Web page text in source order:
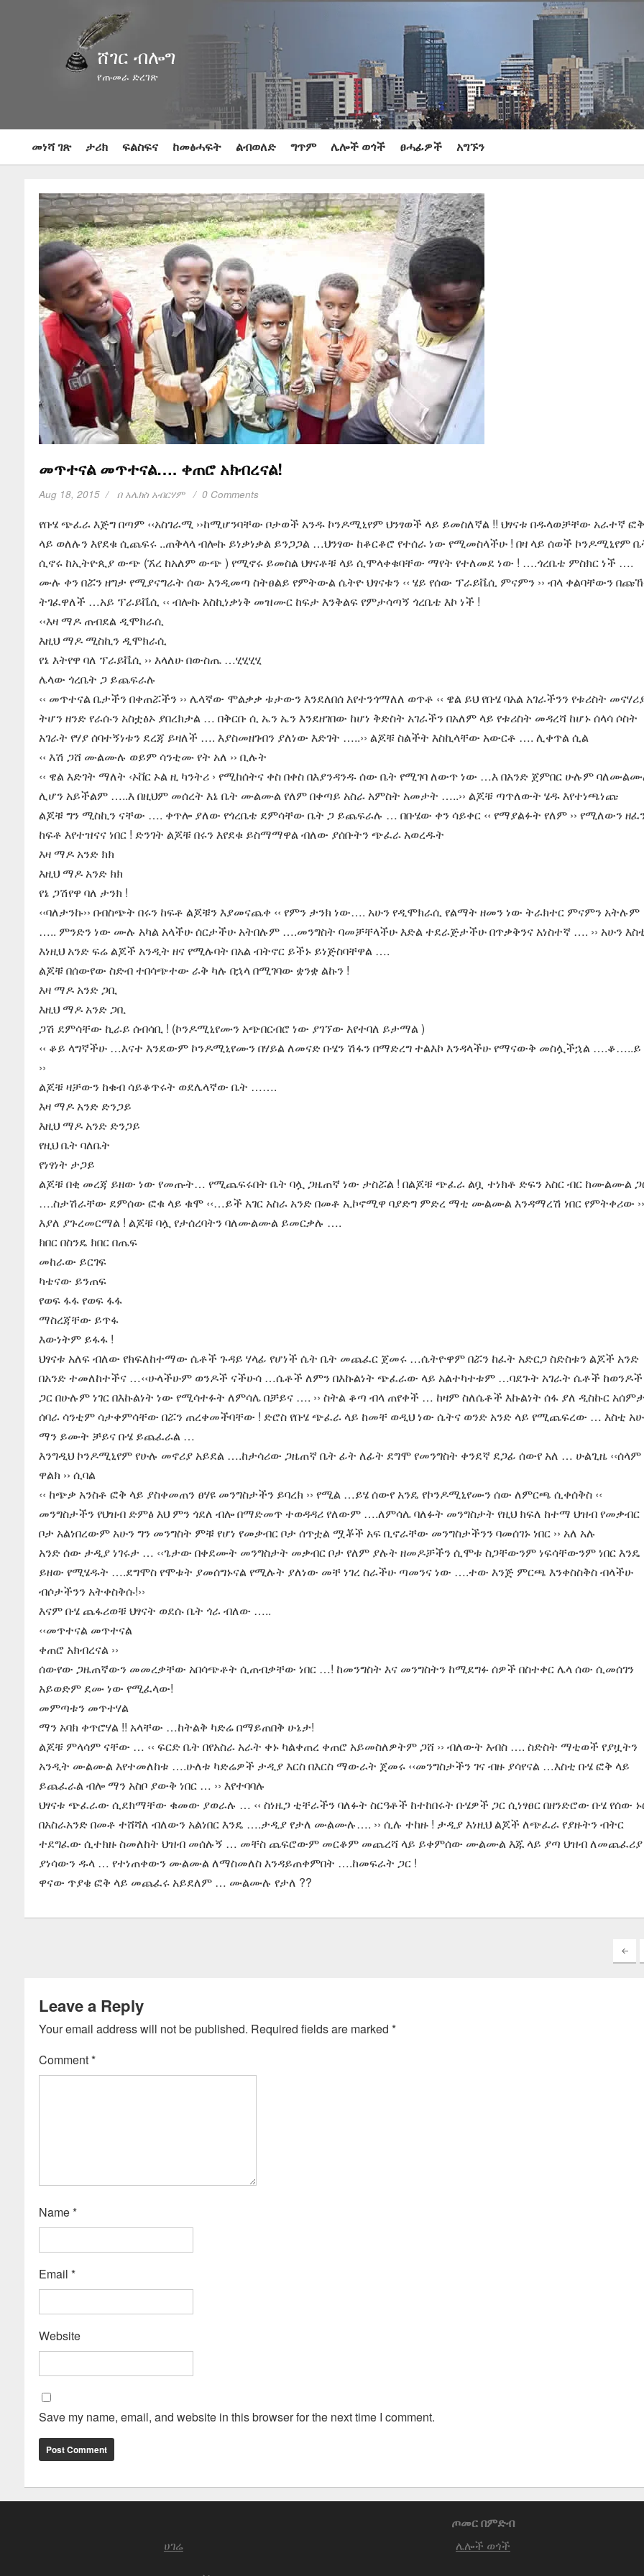
ሸገር ብሎግ
የጡመራ ድረገጽ
መነሻ ገጽ ታሪክ ፍልስፍና ከመፅሓፍት ልብወለድ ግጥም ሌሎች ወጎች ፀሓፊዎች አግኙን
መጥተናል መጥተናል…. ቀጠሮ አክብረናል!
Aug 18, 2015 በ አሌክስ አብርሃም 0 Comments
የቡሄ ጭፈራ እጅግ በጣም ‹‹አስገራሚ ››ከሚሆንባቸው ቦታወች አንዱ ኮንዶሚኒየም ህንፃወች ላይ ይመስለኛል !! ህፃናቱ በዱላወቻቸው አራተኛ ፎቅ
ላይ ወለሉን እየደቁ ሲጨፍሩ ..ጠቅላላ ብሎኩ ይነቃነቃል ይንጋጋል …ህንፃው ከቆርቆሮ የተሰራ ነው የሚመስላችሁ ! በዛ ላይ ሰወች ኮንዶሚኒየም
ሲኖሩ ከኢትዮጲያ ውጭ (ኧረ ከአለም ውጭ ) የሚኖሩ ይመስል ህፃናቶቹ ላይ ሲሞላቀቁባቸው ማየት የተለመደ ነው ! ….ጎረቤቴ ምስክር ነች ….
ሙሉ ቀን በሯን ዘግታ የሚያናግራት ሰው እንዲመጣ ስትፀልይ የምትውል ሴትዮ ህፃናቱን ‹‹ ሄይ የሰው ፕራይቬሲ ምናምን ›› ብላ ቀልባቸውን
ትገፈዋለች …አይ ፕራይቬሲ ‹‹ ብሎኩ እስኪነቃነቅ መዝሙር ከፍታ እንቅልፍ የምታሳጣኝ ጎረቤቴ እኮ ነች !
‹‹እዛ ማዶ ጠብደል ዲሞክራሲ
እዚህ ማዶ ሚስኪን ዲሞክራሲ
የኔ እትየዋ ባለ ፕራይቬሲ ›› እላለሁ በውስጤ …ሂሂሂሂ
ሌላው ጎረቤት ጋ ይጨፍራሉ
‹‹ መጥተናል ቤታችን በቀጠሯችን ›› ሌላኛው ሞልቃቃ ቱታውን እንደለበሰ እየተንጎማለለ ወጥቶ ‹‹ ዌል ይህ የቡሄ ባአል አገራችንን የቱሪስት
ትሆን ዘንድ የራሱን አስቷፅኦ ያበረክታል … በቅርቡ ሲ ኤን ኤን እንደዘገበው ከሆነ ቅድስት አገራችን በአለም ላይ የቱሪስት መዳረሻ ከሆኑ ሰላሳ ሶስት
አገራት የሃያ ሰባተኝነቱን ደረጃ ይዛለች …. እያስመዘገብን ያለነው እድገት …..›› ልጆቹ ስልችት እስኪላቸው አውርቶ …. ሊቀጥል ሲል
‹‹ እሽ ጋሸ ሙልሙሉ ወይም ሳንቲሙ የት አለ ›› ቢሉት
‹‹ ዌል እድገት ማለት ‹ኦቨር ኦል ዚ ካንትሪ › የሚከሰትና ቀስ በቀስ በእያንዳንዱ ሰው ቤት የሚገባ ለውጥ ነው …እ በአንድ ጀምበር ሁሉም
ሊሆን አይችልም …..እ በዚህም መሰረት እኔ ቤት ሙልሙል የለም በቀጣይ አስራ አምስት አመታት …..›› ልጆቹ ጣጥለውት ሄዱ እየተነጫነጩ
ልጆቹ ግን ሚስኪን ናቸው …. ቀጥሎ ያለው የጎረቤቴ ደምሳቸው ቤት ጋ ይጨፍራሉ … በቡሄው ቀን ሳይቀር ‹‹ የማያልፉት የለም ›› የሚለውን
ከፍቶ እየተዝናና ነበር ! ድንገት ልጆቹ በሩን እየደቁ ይስማማዋል ብለው ያሰቡትን ጭፈራ አወረዱት
እዛ ማዶ አንድ ክክ
እዚህ ማዶ አንድ ክክ
የኔ ጋሽየዋ ባለ ታንክ !
‹‹ባለታንኩ›› በብስጭት በሩን ከፍቶ ልጆቹን እያመናጨቀ ‹‹ የምን ታንክ ነው…. አሁን የዲሞክራሲ የልማት ዘመን ነው ትራክተር ምናምን አትሉም
….. ምንድን ነው ሙሉ አካል አላችሁ ሰርታችሁ አትበሉም ….መንግስት ባመቻቸላችሁ እድል ተደራጅታችሁ በጥቃቅንና አነስተኛ …. ›› አሁን
እነዚህ አንድ ፍሬ ልጆች አንዲት ዘና የሚሉባት በአል ብትኖር ይችኑ ይነጅስባቸዋል ….
ልጆቹ በሰውየው ስድብ ተበሳጭተው ራቅ ካሉ በኋላ በሚገባው ቋንቋ ልኩን !
እዛ ማዶ አንድ ጋቢ
እዚህ ማዶ አንድ ጋቢ
ጋሽ ደምሳቸው ኪራይ ሰብሳቢ ! (ኮንዶሚኒየሙን አጭበርብሮ ነው ያገኘው እየተባለ ይታማል )
‹‹ ቆይ ላግኛችሁ …እናተ እንደውም ኮንዶሚኒየሙን በሃይል ለመናድ ቡሄን ሽፋን በማድረግ ተልእኮ እንዳላችሁ የማናውቅ መስሏችኋል ….ቆ…..ይ
››
ልጆቹ ዛቻውን ከቁብ ሳይቆጥሩት ወደሌላኛው ቤት …….
እዛ ማዶ አንድ ድንጋይ
እዚህ ማዶ አንድ ድንጋይ
የዚህ ቤት ባለቤት
የነፃነት ታጋይ
ልጆቹ በቂ መረጃ ይዘው ነው የመጡት… የሚጨፍሩበት ቤት ባሏ ጋዜጠኛ ነው ታስሯል ! በልጆቹ ጭፈራ ልቧ ተነክቶ ድፍን አስር ብር ከሙልሙል
….ስታሽራቸው ደምሰው ፎቁ ላይ ቁሞ ‹‹…ይች አገር አስራ አንድ በመቶ ኢኮኖሚዋ ባያድግ ምድረ ማቲ ሙልሙል እንዳማረሽ ነበር የምትቀሪው ››
እያለ ያጉረመርማል ! ልጆቹ ባሏ የታሰረባትን ባለሙልሙል ይመርቃሉ ….
ክበር በስንዴ ክበር በጤፍ
መከራው ይርገፍ
ካቴናው ይንጠፍ
የወፍ ፋፋ የወፍ ፋፋ
ማስረጃቸው ይጥፋ
እውነትም ይፋፋ !
ህፃናቱ አለፍ ብለው የክፍለከተማው ሴቶች ጉዳይ ሃላፊ የሆነች ሴት ቤት መጨፈር ጀመሩ …ሴትዮዋም በሯን ከፈት አድርጋ ስድስቱን ልጆች አንድ
በአንድ ተመለከተችና …‹‹ሁላችሁም ወንዶች ናችሁሳ …ሴቶች ለምን በእኩልነት ጭፈራው ላይ አልተካተቱም …ባደጉት አገራት ሴቶች ከወንዶች
ጋር በሁሉም ነገር በእኩልነት ነው የሚሳተፉት ለምሳሌ በቻይና …. ›› ስትል ቆጣ ብላ ጠየቀች … ከዛም ስለሴቶች እኩልነት ሰፋ ያለ ዲስኩር
ሰባራ ሳንቲም ሳታቀምሳቸው በሯን ጠረቀመችባቸው ! ድሮስ የቡሄ ጭፈራ ላይ ከመቸ ወዲህ ነው ሴትና ወንድ አንድ ላይ የሚጨፍረው … እስቲ
ማን ይሙት ቻይና ቡሄ ይጨፈራል …
እንግዲህ ኮንዶሚኒየም የሁሉ መኖሪያ አይደል ….ከታሳሪው ጋዜጠኛ ቤት ፊት ለፊት ደግሞ የመንግስት ቀንደኛ ደጋፊ ሰውየ አለ … ሁልጊዜ ‹‹ሰላም
ዋልክ ›› ሲባል
‹‹ ከጭቃ አንስቶ ፎቅ ላይ ያስቀመጠን ፀሃዩ መንግስታችን ይባረክ ›› የሚል …ይሄ ሰውየ አንዴ የኮንዶሚኒየሙን ሰው ለምርጫ ሲቀሰቅስ ‹‹
መንግስታችን የህዝብ ድምፅ እህ ምን ጎደለ ብሎ በማድመጥ ተወዳዳሪ የለውም ….ለምሳሌ ባለፉት መንግስታት የዚህ ክፍለ ከተማ ህዝብ የመቃብር
ቦታ አልነበረውም አሁን ግን መንግስት ምቹ የሆነ የመቃብር ቦታ ሰጥቷል ሟቾች አፍ ቢኖራቸው መንግስታችንን ባመሰገኑ ነበር ›› አለ አሉ
አንድ ሰው ታዲያ ነገሩታ … ‹‹ጌታው በቀደሙት መንግስታት መቃብር ቦታ የለም ያሉት ዘመዶቻችን ሲሞቱ ስጋቸውንም ነፍሳቸውንም ነበር እንዴ
ይዘው የሚሄዱት ….ደግሞስ የሞቱት ያመሰግኑናል የሚሉት ያለነው መቸ ነገረ ስራችሁ ጣመንና ነው ….ተው እንጅ ምርጫ እንቀስስቅስ ብላችሁ
ብሶታችንን አትቀስቅሱ!››
እናም ቡሄ ጨፋሪወቹ ህፃናት ወደሱ ቤት ጎራ ብለው …..
‹‹መጥተናል መጥተናል
ቀጠሮ አክብረናል ››
ሰውየው ጋዜጠኛውን መመረቃቸው አበሳጭቶት ሲጠብቃቸው ነበር …! ከመንግስት እና መንግስትን ከሚደግፉ ሰዎች በስተቀር ሌላ ሰው ሲመሰገን
አይወድም ደሙ ነው የሚፈላው!
መምጣቱን መጥተሃል
ማን አባክ ቀጥሮሃል !! አላቸው …ከትልቅ ካድሬ በማይጠበቅ ሁኔታ!
ልጆቹ ምላሳም ናቸው … ‹‹ ፍርድ ቤት በየአስራ አራት ቀኑ ካልቀጠረ ቀጠሮ አይመስለዎትም ጋሸ ›› ብለውት እብስ …. ስድስት ማቲወች የያዟትን
አንዲት ሙልሙል እየተመለከቱ ….ሁለቱ ካድሬዎች ታዲያ እርስ በእርስ ማውራት ጀመሩ ‹‹መንግስታችን ገና ብዙ ያሳየናል …እስቲ ቡሄ ፎቅ ላይ
ይጨፈራል ብሎ ማን አስቦ ያውቅ ነበር … ›› እየተባባሉ
ህፃናቱ ጭፈራው ሲደክማቸው ቁመው ያወራሉ … ‹‹ ስነዜጋ ቲቸራችን ባለፉት ስርዓቶች ከተከበሩት ቡሄዎች ጋር ሲነፃፀር በዘንድሮው ቡሄ የሰው
በአስራአንድ በመቶ ተሸሻለ ብለውን አልነበር እንዴ ….ታዲያ የታለ ሙልሙሉ…. ›› ሲሉ ተከዙ ! ታዲያ እነዚህ ልጆች ለጭፈራ የያዙትን ብትር
ተደግፈው ሲተክዙ ስመለከት ህዝብ መሰሉኝ … መቸስ ጨፍሮውም መርቆም መጨረሻ ላይ ይቀምሰው ሙልሙል እጁ ላይ ያጣ ህዝብ ለመጨፈሪያ
ያነሳውን ዱላ … የተነጠቀውን ሙልሙል ለማስመለስ እንዳይጠቀምበት ….ከመፍራት ጋር !
ዋናው ጥያቄ ፎቅ ላይ መጨፈሩ አይደለም … ሙልሙሉ የታለ ??
Leave a Reply
Your email address will not be published. Required fields are marked *
Comment*
Name*
Email *
Website
Save my name, email, and website in this browser for the next time I comment.
ጦመር በምድብ
ሀገሬ
ሌሎች ወጎች